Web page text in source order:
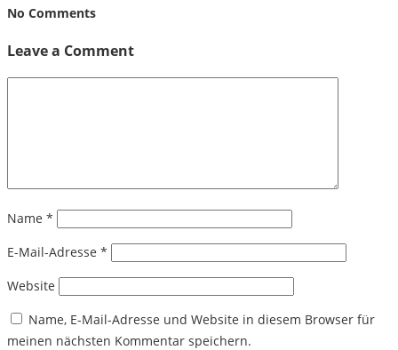
No Comments
Leave a Comment
Name *
E-Mail-Adresse *
Website
Name, E-Mail-Adresse und Website in diesem Browser für
meinen nächsten Kommentar speichern.